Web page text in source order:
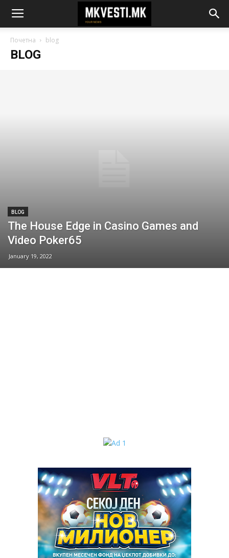
Почетна blog
BLOG
BLOG
The House Edge in Casino Games and
Video Poker65
January 19, 2022